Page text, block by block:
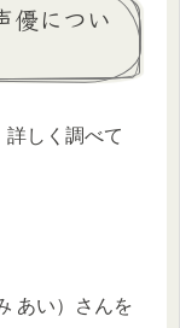
優につい
しく調べて
あい）さんを